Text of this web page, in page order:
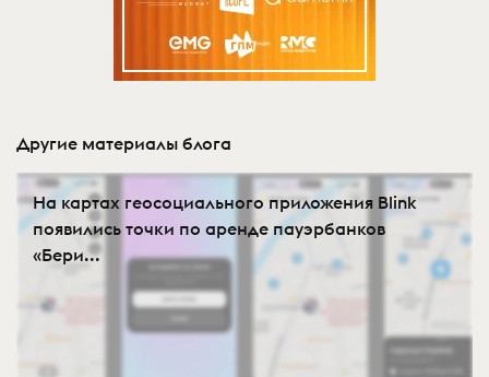
Другие материалы блога
На картах геосоциального приложения Blink
появились точки по аренде пауэрбанков
«Бери...